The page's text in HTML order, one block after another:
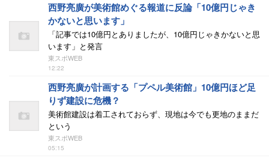
西野亮廣が美術館めぐる報道に反論「10億円じゃき
かないと思います」
「記事では10億円とありましたが、10億円じゃきかないと思
います」と発言
東スポWEB
12:22
西野亮廣が計画する「プペル美術館」10億円ほど足
りず建設に危機？
美術館建設は着工されておらず、現地は今でも更地のままだ
という
東スポWEB
05:15